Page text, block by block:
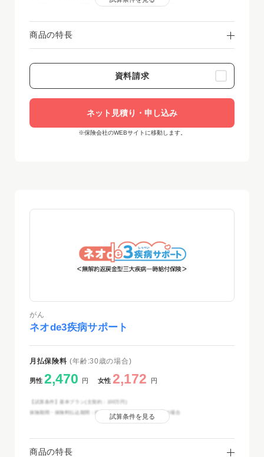
保険期間・保険料払込期間：終身 ※非喫煙者保険料率適用の場合
商品の特長
資料請求
ネット見積り・申し込み
※保険会社のWEBサイトに移動します。
がん
ネオde3疾病サポート
月払保険料 (年齢:30歳の場合)
男性 2,470 円 女性 2,172 円
【試算条件】基本プラン(主契約：100万円)
保険期間・保険料払込期間：終身 ※非喫煙者保険料率適用の場合
試算条件を見る
商品の特長